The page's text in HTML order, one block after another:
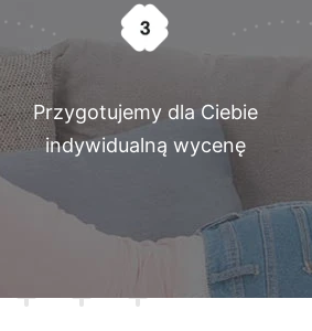
Przygotujemy dla Ciebie
indywidualną wycenę